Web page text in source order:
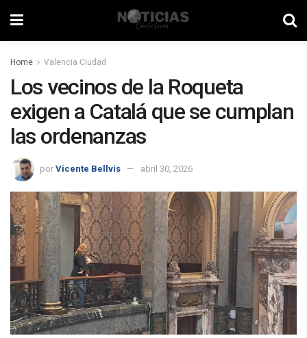
Home Valencia Ciudad
Los vecinos de la Roqueta
exigen a Catalá que se cumplan
las ordenanzas
por Vicente Bellvis abril 30, 2026